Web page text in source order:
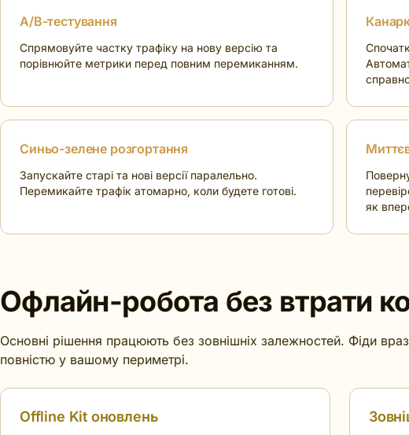
A/B-тестування
Спрямовуйте частку трафіку на нову версію та
порівнюйте метрики перед повним перемиканням.
Синьо-зелене розгортання
Запускайте старі та нові версії паралельно.
Перемикайте трафік атомарно, коли будете готові.
як
Офлайн-робота без втрати
Основні рішення працюють без зовнішніх залежностей. Фіди
повністю у вашому периметрі.
Offline Kit оновлень